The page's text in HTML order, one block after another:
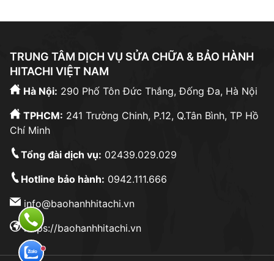
TRUNG TÂM DỊCH VỤ SỬA CHỮA & BẢO HÀNH
HITACHI VIỆT NAM
Hà Nội: 290 Phố Tôn Đức Thắng, Đống Đa, Hà Nội
TPHCM: 241 Trường Chinh, P.12, Q.Tân Bình, TP Hồ
Chí Minh
Tổng đài dịch vụ: 02439.029.029
Hotline bảo hành: 0942.111.666
info@baohanhhitachi.vn
https://baohanhhitachi.vn